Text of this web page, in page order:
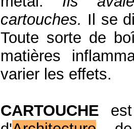
cartouches. Il se
Toute sorte de
matières
varier les effets.
CARTOUCHE